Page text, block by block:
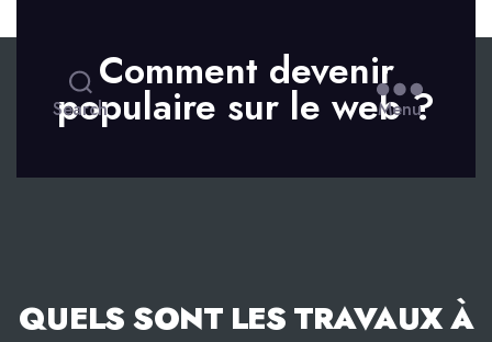
Search
Comment devenir
populaire sur le web ?
Menu
QUELS SONT LES TRAVAUX À